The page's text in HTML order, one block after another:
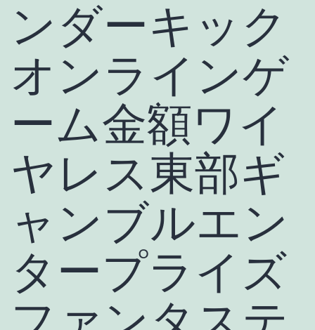
ンダーキック
オンラインゲ
ーム金額ワイ
ヤレス東部ギ
ャンブルエン
タープライズ